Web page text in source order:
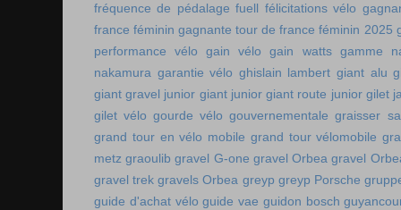
fréquence de pédalage fuell félicitations vélo
france féminin gagnante tour de france féminin 2025
performance vélo
gain vélo gain watts gamme
nakamura garantie vélo ghislain lambert giant alu
giant gravel junior giant junior giant route junior gilet
gilet vélo gourde vélo gouvernementale graisser
grand tour en vélo mobile grand tour vélomobile
metz graoulib gravel G-one gravel Orbea gravel
gravel trek gravels Orbea greyp greyp Porsche
guide d'achat vélo guide vae guidon bosch